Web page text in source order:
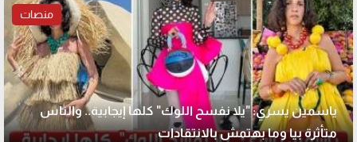
منصات
ياسمين يسري: "يلا نفسح اللوك" كلها إيجابية.. والناس
متأثرة بيا وما بهتمش بالانتقادات